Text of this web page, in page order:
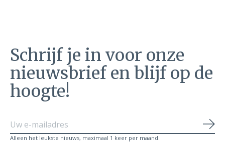
Schrijf je in voor onze
nieuwsbrief en blijf op de
hoogte!
Alleen het leukste nieuws, maximaal 1 keer per maand.